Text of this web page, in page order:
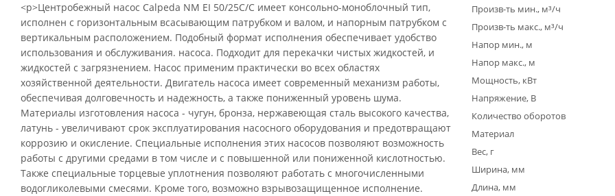
<p>Центробежный насос Calpeda NM EI 50/25C/C имеет консольно-моноблочный тип,
исполнен с горизонтальным всасывающим патрубком и валом, и напорным патрубком с
вертикальным расположением. Подобный формат исполнения обеспечивает удобство
использования и обслуживания. насоса. Подходит для перекачки чистых жидкостей, и
жидкостей с загрязнением. Насос применим практически во всех областях
хозяйственной деятельности. Двигатель насоса имеет современный механизм работы,
обеспечивая долговечность и надежность, а также пониженный уровень шума.
Материалы изготовления насоса - чугун, бронза, нержавеющая сталь высокого качества,
латунь - увеличивают срок эксплуатирования насосного оборудования и предотвращают
коррозию и окисление. Специальные исполнения этих насосов позволяют возможность
работы с другими средами в том числе и с повышенной или пониженной кислотностью.
Также специальные торцевые уплотнения позволяют работать с многочисленными
водогликолевыми смесями. Кроме того, возможно взрывозащищенное исполнение.
Произв-ть мин., м³/ч
Произв-ть макс., м³/ч
Напор мин., м
Напор макс., м
Мощность, кВт
Напряжение, В
Количество оборотов
Материал
Вес, г
Ширина, мм
Длина, мм